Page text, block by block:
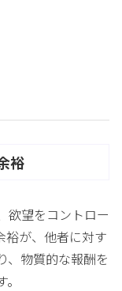
裕
欲望をコントロー
裕が、他者に対す
、物質的な報酬を